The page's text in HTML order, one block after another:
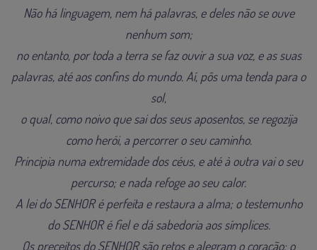
Não há linguagem, nem há palavras, e deles não se ouve
nenhum som;
no entanto, por toda a terra se faz ouvir a sua voz, e as suas
palavras, até aos confins do mundo. Aí, pôs uma tenda para o
sol,
o qual, como noivo que sai dos seus aposentos, se regozija
como herói, a percorrer o seu caminho.
Principia numa extremidade dos céus, e até à outra vai o seu
percurso; e nada refoge ao seu calor.
A lei do SENHOR é perfeita e restaura a alma; o testemunho
do SENHOR é fiel e dá sabedoria aos símplices.
Os preceitos do SENHOR são retos e alegram o coração; o